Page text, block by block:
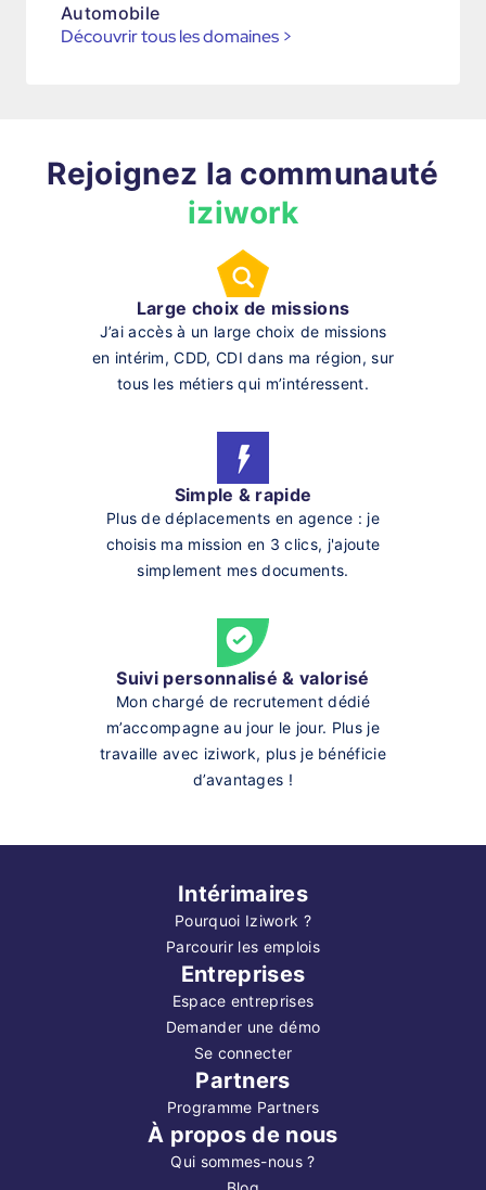
Automobile
Découvrir tous les domaines >
Rejoignez la communauté
iziwork
Large choix de missions
J’ai accès à un large choix de missions
en intérim, CDD, CDI dans ma région, sur
tous les métiers qui m’intéressent.
Simple & rapide
Plus de déplacements en agence : je
choisis ma mission en 3 clics, j'ajoute
simplement mes documents.
Suivi personnalisé & valorisé
Mon chargé de recrutement dédié
m’accompagne au jour le jour. Plus je
travaille avec iziwork, plus je bénéficie
d’avantages !
Intérimaires
Pourquoi Iziwork ?
Parcourir les emplois
Entreprises
Espace entreprises
Demander une démo
Se connecter
Partners
Programme Partners
À propos de nous
Qui sommes-nous ?